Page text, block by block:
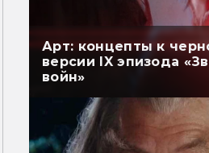
Арт: концепты к
версии IX эпизода
войн»